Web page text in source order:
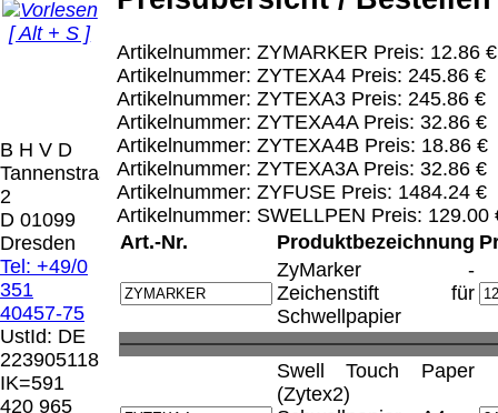
[ Alt + S ]
B H V D
Tannenstrasse
2
D 01099
Dresden
Tel: +49/0
351
40457-75
UstId: DE
223905118
IK=591
420 965
Artikelnummer: ZYMARKER Preis: 12.86 €
Artikelnummer: ZYTEXA4 Preis: 245.86 €
Artikelnummer: ZYTEXA3 Preis: 245.86 €
Artikelnummer: ZYTEXA4A Preis: 32.86 €
Artikelnummer: ZYTEXA4B Preis: 18.86 €
Artikelnummer: ZYTEXA3A Preis: 32.86 €
Artikelnummer: ZYFUSE Preis: 1484.24 €
Artikelnummer: SWELLPEN Preis: 129.00
Art.-Nr.
Produktbezeichnung
ZyMarker -
Zeichenstift für
Schwellpapier
Swell Touch Paper
(Zytex2)
Paket.
Selbstabholung
vom Büro oder
von
Ausstellungen:
0.00 €
Lizenzschlüssel
Rechnung /
Lieferschein. Sie
erhalten also
keinen
Datenträger .
Die in diesem Dokument genannten
Warenzeichen sind Eigentum der jeweiligen
Firmen. Preisänderungen, Irrtümer und
technische Änderungen vorbehalten.
letzte Änderung: 13. Juli 2026 Blinden
Hilfsmittel Vertrieb Dresden,
Mit einem Urteil vom 12.05.1998 - 312 O
85/98 - Haftung für Links hat das Landgericht
2026
Wir
[ 9952 ]